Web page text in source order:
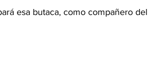
esa butaca, como compañero del